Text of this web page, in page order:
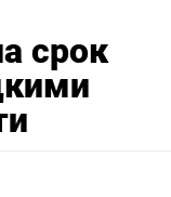
срок